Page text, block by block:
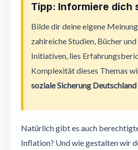
Tipp: Informiere dich
Bilde dir deine eigene
zahlreiche Studien, Bücher
Initiativen, lies
Komplexität dieses Themas
soziale Sicherung Deutschland
Natürlich gibt es auch
Inflation? Und wie gestalten wir